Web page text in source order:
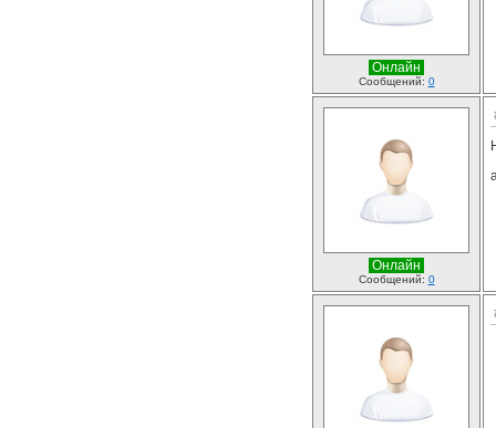
Онлайн
Сообщений: 0
Онлайн
Сообщений: 0